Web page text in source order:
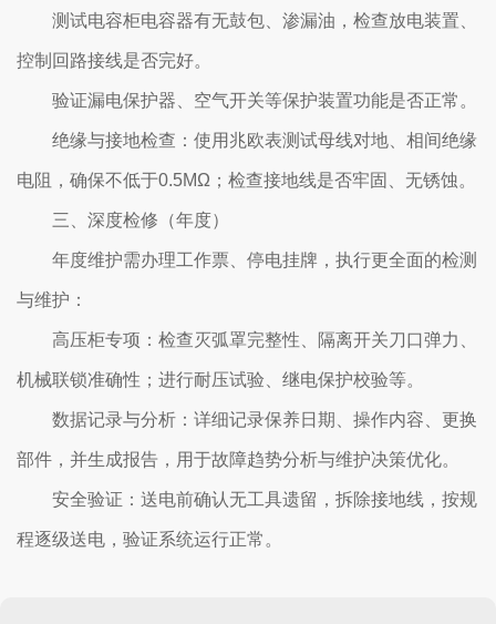
测试电容柜电容器有无鼓包、渗漏油，检查放电装置、
控制回路接线是否完好。
验证漏电保护器、空气开关等保护装置功能是否正常。
‌绝缘与接地检查‌：使用兆欧表测试母线对地、相间绝缘
电阻，确保不低于0.5MΩ；检查接地线是否牢固、无锈蚀。
三、深度检修（年度）
年度维护需办理工作票、停电挂牌，执行更全面的检测
与维护：
‌高压柜专项‌：检查灭弧罩完整性、隔离开关刀口弹力、
机械联锁准确性；进行耐压试验、继电保护校验等。
‌数据记录与分析‌：详细记录保养日期、操作内容、更换
部件，并生成报告，用于故障趋势分析与维护决策优化。
‌安全验证‌：送电前确认无工具遗留，拆除接地线，按规
程逐级送电，验证系统运行正常。